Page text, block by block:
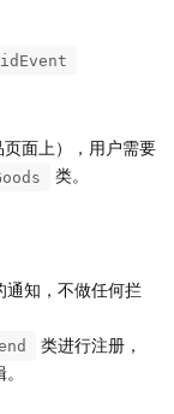
面上），用户需要
类。
通知，不做任何拦
类进行注册，